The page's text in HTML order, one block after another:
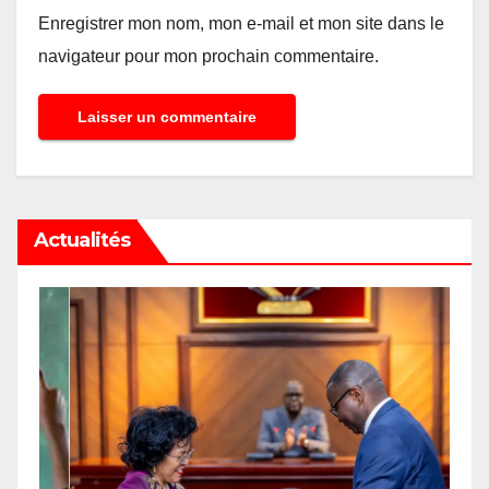
Enregistrer mon nom, mon e-mail et mon site dans le
navigateur pour mon prochain commentaire.
Actualités